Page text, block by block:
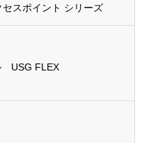
スポイント シリーズ
USG FLEX